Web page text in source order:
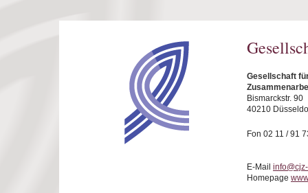
Gesellschaft
Bismarckstr. 90
40210
Fon 02 11 / 91
E-Mail
Homepage